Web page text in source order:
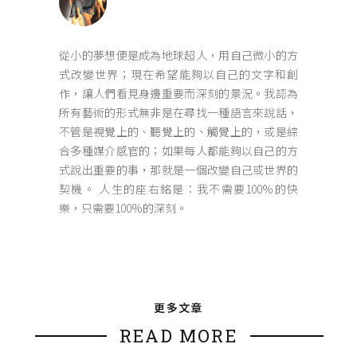
從小的夢想便是成為地球超人，用自己微小的方
式改變世界；現在希望能夠以自己的文字和創
作，讓人們看見身邊重要而深刻的景況。我認為
所有藝術的形式無非是在尋找一種語言來說話，
不管是視覺上的、聽覺上的、觸覺上的，或是綜
合多種媒介感官的；如果每人都能夠以自己的方
式說出重要的事，那就是一個改變自己或世界的
契機。 人生的座右銘是：我不需要100%的快
樂，只需要100%的深刻。
更多文章
READ MORE